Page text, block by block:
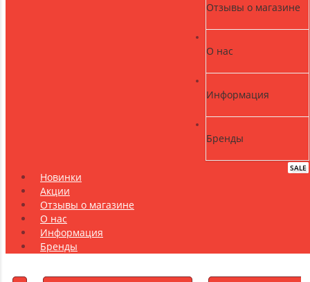
Отзывы о магазине
О нас
Информация
Бренды
NEW
Новинки
SALE
Акции
Отзывы о магазине
О нас
Информация
Бренды